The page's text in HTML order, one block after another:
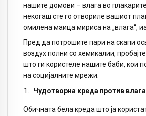
нашите домови – влага во
некогаш сте го отвориле вашиот
омилена маица мириса на „влага“,
Пред да потрошите пари на скапи
воздух полни со хемикалии,
што ги користеле нашите баби, кои
на социјалните мрежи.
Чудотворна креда против влага
Обичната бела креда што ја